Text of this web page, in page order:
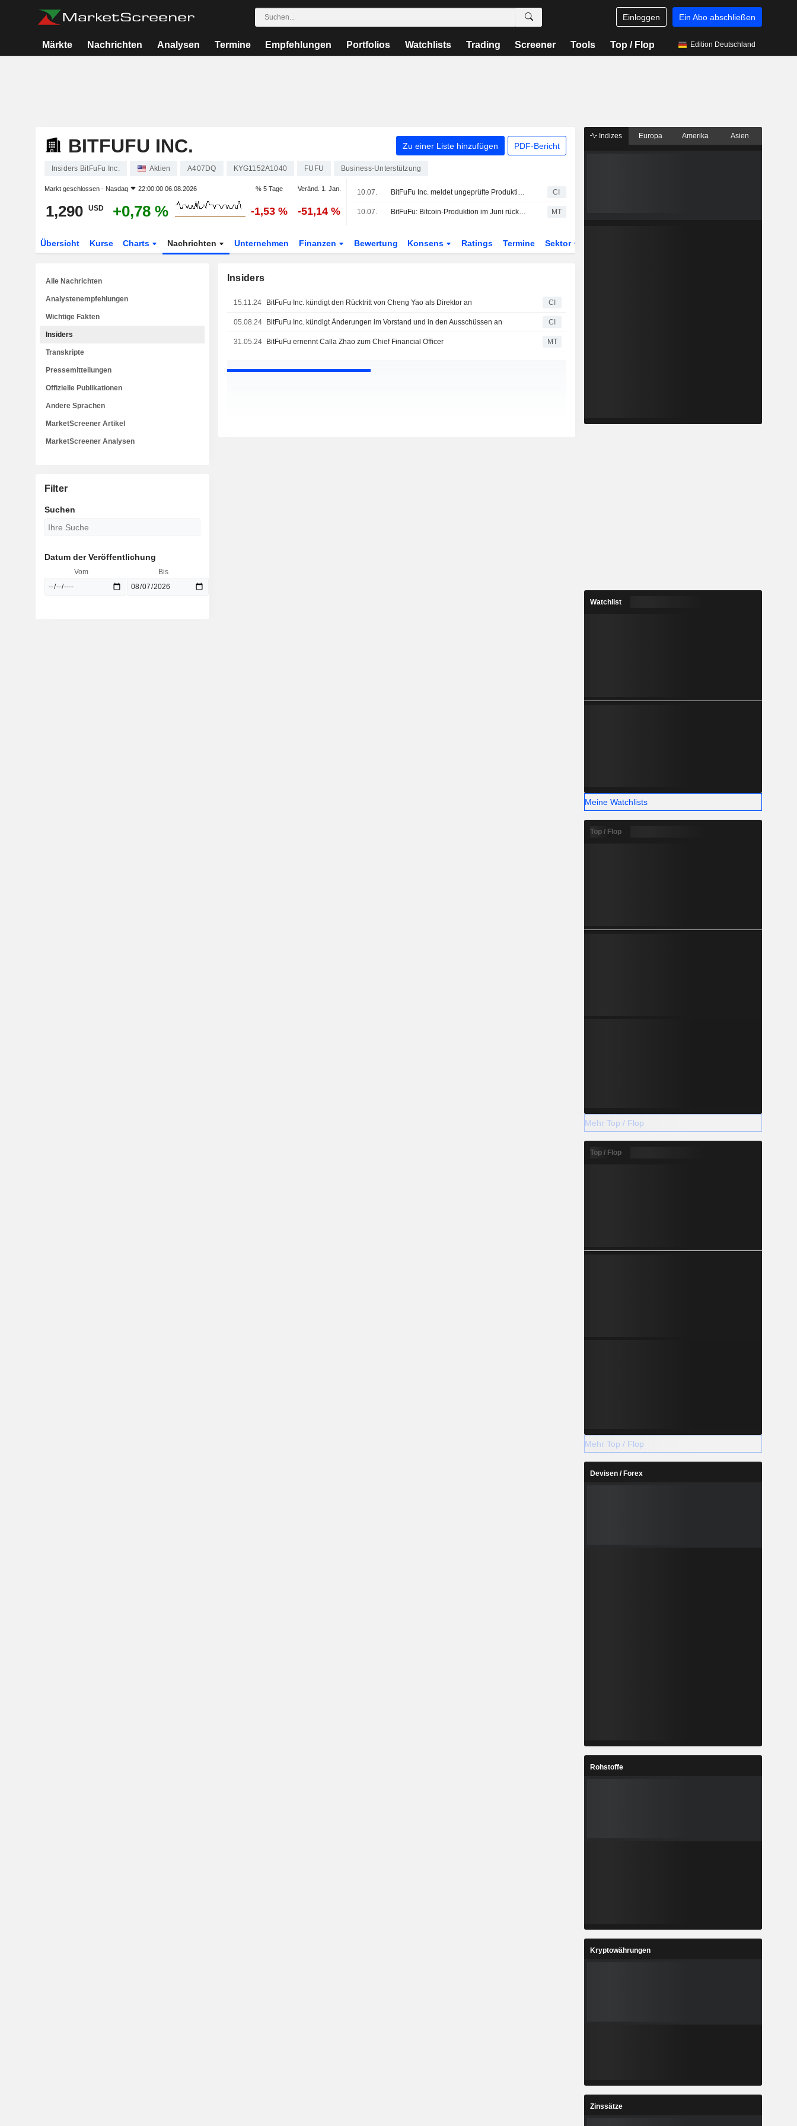
Einloggen Ein Abo abschließen
Märkte Nachrichten Analysen Termine Empfehlungen Portfolios Watchlists Trading Screener Tools Top / Flop Edition Deutschland
BITFUFU INC. Zu einer Liste hinzufügen PDF-Bericht
Insiders BitFuFu Inc. Aktien A407DQ KYG1152A1040 FUFU Business-Unterstützung
Markt geschlossen - Nasdaq 22:00:00 06.08.2026 % 5 Tage Veränd. 1. Jan.
1,290 USD +0,78 % -1,53 % -51,14 %
10.07. BitFuFu Inc. meldet ungeprüfte Produktionszahlen für den Monat Juni 2026 CI
10.07. BitFuFu: Bitcoin-Produktion im Juni rückläufig MT
Übersicht Kurse Charts Nachrichten Unternehmen Finanzen Bewertung Konsens Ratings Termine Sektor
Insiders
15.11.24 BitFuFu Inc. kündigt den Rücktritt von Cheng Yao als Direktor an CI
05.08.24 BitFuFu Inc. kündigt Änderungen im Vorstand und in den Ausschüssen an CI
31.05.24 BitFuFu ernennt Calla Zhao zum Chief Financial Officer MT
Alle Nachrichten
Analystenempfehlungen
Wichtige Fakten
Insiders
Transkripte
Pressemitteilungen
Offizielle Publikationen
Andere Sprachen
MarketScreener Artikel
MarketScreener Analysen
Filter
Suchen
Datum der Veröffentlichung
Vom Bis
Indizes Europa Amerika Asien
Watchlist
Meine Watchlists
Top / Flop
Mehr Top / Flop
Top / Flop
Mehr Top / Flop
Devisen / Forex
Rohstoffe
Kryptowährungen
Zinssätze